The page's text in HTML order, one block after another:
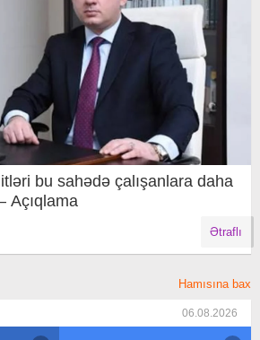
bu sahədə çalışanlara daha
Açıqlama
Ətraflı
Hamısına bax
06.08.2026